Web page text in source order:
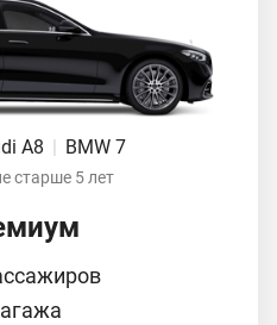
A8 | BMW 7
старше 5 лет